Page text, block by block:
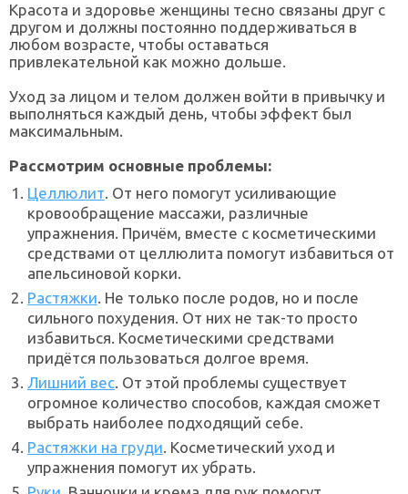
Красота и здоровье женщины тесно связаны друг с
другом и должны постоянно поддерживаться в
любом возрасте, чтобы оставаться
привлекательной как можно дольше.
Уход за лицом и телом должен войти в привычку и
выполняться каждый день, чтобы эффект был
максимальным.
Рассмотрим основные проблемы:
Целлюлит. От него помогут усиливающие
кровообращение массажи, различные
упражнения. Причём, вместе с косметическими
средствами от целлюлита помогут избавиться от
апельсиновой корки.
Растяжки. Не только после родов, но и после
сильного похудения. От них не так-то просто
избавиться. Косметическими средствами
придётся пользоваться долгое время.
Лишний вес. От этой проблемы существует
огромное количество способов, каждая сможет
выбрать наиболее подходящий себе.
Растяжки на груди. Косметический уход и
упражнения помогут их убрать.